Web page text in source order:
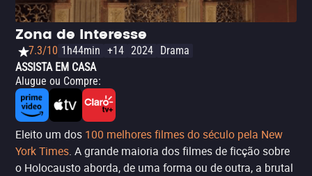
solitária o leva a comprar um robô para fazer-lhe
companhia. A amizade cresce, mas um dia infeliz na
praia os obriga a se separarem e ansiarem pelo dia do
reencontro. Praticamente sem diálogos, com uma
animação vibrante e uma linguagem visual cativante, o
filme conta uma história simples, mas profundamente
emocionante, sobre (curiosamente) as relações humanas
e o curso que tomam apesar (ou devido) a acidentes,
circunstâncias fortuitas e eventos incontroláveis que
acontecem ao longo da vida.
Zona de Interesse
7.3/10 1h44min +14 2024 Drama
ASSISTA EM CASA
Alugue ou Compre:
Eleito um dos 100 melhores filmes do século pela New
York Times. A grande maioria dos filmes de ficção sobre
o Holocausto aborda, de uma forma ou de outra, a brutal